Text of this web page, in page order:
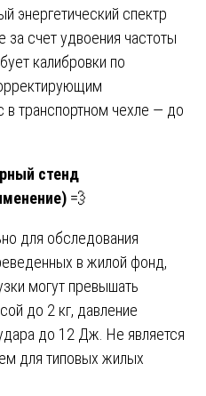
энергетический спектр
за счет удвоения частоты
калибровки по
транспортном чехле — до
стенд
💨
для обследования
в жилой фонд,
могут превышать
до 2 кг, давление
до 12 Дж. Не является
для типовых жилых